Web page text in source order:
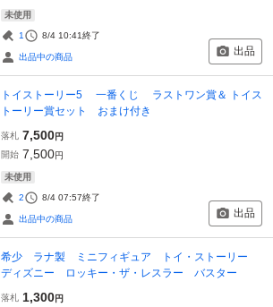
未使用
1 8/4 10:41終了
出品中の商品 出品
トイストーリー5 一番くじ ラストワン賞＆ トイス
トーリー賞セット おまけ付き
落札 7,500円
開始 7,500円
未使用
2 8/4 07:57終了
出品中の商品 出品
希少 ラナ製 ミニフィギュア トイ・ストーリー
ディズニー ロッキー・ザ・レスラー バスター
落札 1,300円